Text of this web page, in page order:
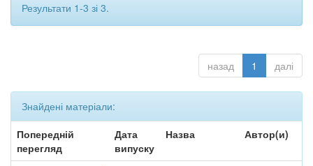
Результати 1-3 зі 3.
назад 1 далі
Знайдені матеріали:
Попередній
перегляд
Дата
випуску
Назва Автор(и)